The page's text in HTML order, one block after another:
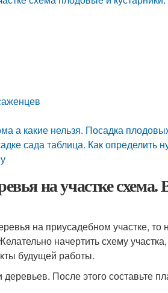
а какие нельзя. Посадка
сада таблица. Как определить
на участке
на приусадебном участке,
начертить схему
будущей работы.
После этого составьте